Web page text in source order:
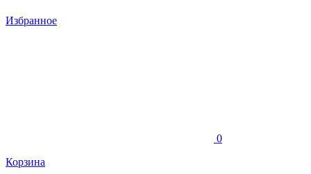
Избранное
0
Корзина